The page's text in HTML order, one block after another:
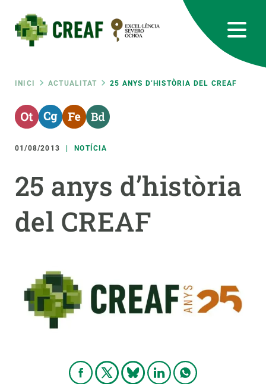
contingut
Fil
d'ariadna
INICI ACTUALITAT 25 ANYS D’HISTÒRIA DEL CREAF
01/08/2013 NOTÍCIA
25 anys d’història
del CREAF
RRSS
Featured
responsive
INTRANET
Responsive
menu
SOBRE NOSALTRES
RECERCA
PARTICIPA